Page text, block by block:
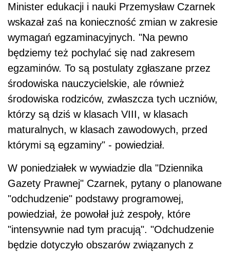
Minister edukacji i nauki Przemysław Czarnek
wskazał zaś na konieczność zmian w zakresie
wymagań egzaminacyjnych. "Na pewno
będziemy też pochylać się nad zakresem
egzaminów. To są postulaty zgłaszane przez
środowiska nauczycielskie, ale również
środowiska rodziców, zwłaszcza tych uczniów,
którzy są dziś w klasach VIII, w klasach
maturalnych, w klasach zawodowych, przed
którymi są egzaminy" - powiedział.
W poniedziałek w wywiadzie dla "Dziennika
Gazety Prawnej" Czarnek, pytany o planowane
"odchudzenie" podstawy programowej,
powiedział, że powołał już zespoły, które
"intensywnie nad tym pracują". "Odchudzenie
będzie dotyczyło obszarów związanych z